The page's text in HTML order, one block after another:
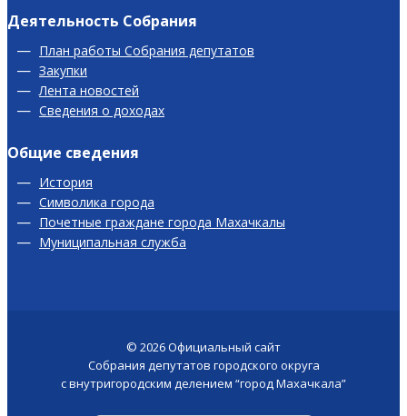
Деятельность Собрания
План работы Собрания депутатов
Закупки
Лента новостей
Сведения о доходах
Общие сведения
История
Символика города
Почетные граждане города Махачкалы
Муниципальная служба
© 2026Официальный сайт
Собрания депутатов городского округа
с внутригородским делением “город Махачкала”